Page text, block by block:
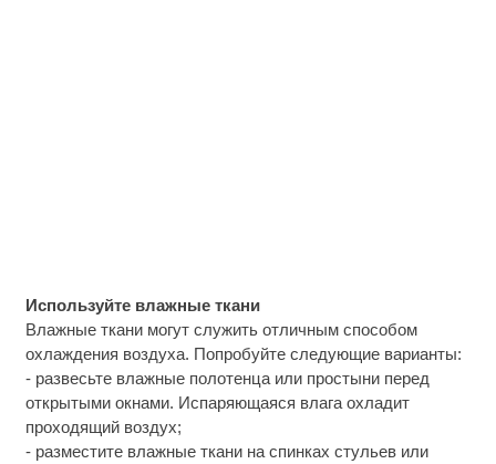
Используйте влажные ткани
Влажные ткани могут служить отличным способом
охлаждения воздуха. Попробуйте следующие варианты:
- развесьте влажные полотенца или простыни перед
открытыми окнами. Испаряющаяся влага охладит
проходящий воздух;
- разместите влажные ткани на спинках стульев или